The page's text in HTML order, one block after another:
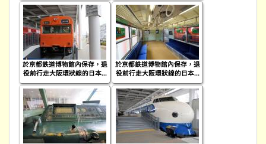
於京都鉄道博物館內保存，退
役前行走大阪環狀線的日本...
於京都鉄道博物館內保存，退
役前行走大阪環狀線的日本...